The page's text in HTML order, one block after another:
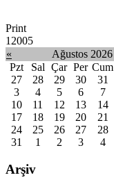
Print
12005
«
Ağustos 2026
Pzt
Sal Çar Per Cum
27
28 29 30 31
3
4 5 6 7
10
11 12 13 14
17
18 19 20 21
24
25 26 27 28
31
1 2 3 4
Arşiv